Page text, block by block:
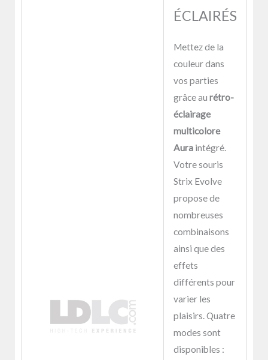
ÉCLAIRÉS
Mettez de la
couleur dans
vos parties
grâce au rétro-
éclairage
multicolore
Auraintégré.
Votre souris
Strix Evolve
propose de
nombreuses
combinaisons
ainsi que des
effets
différents pour
varier les
plaisirs. Quatre
modes sont
disponibles :